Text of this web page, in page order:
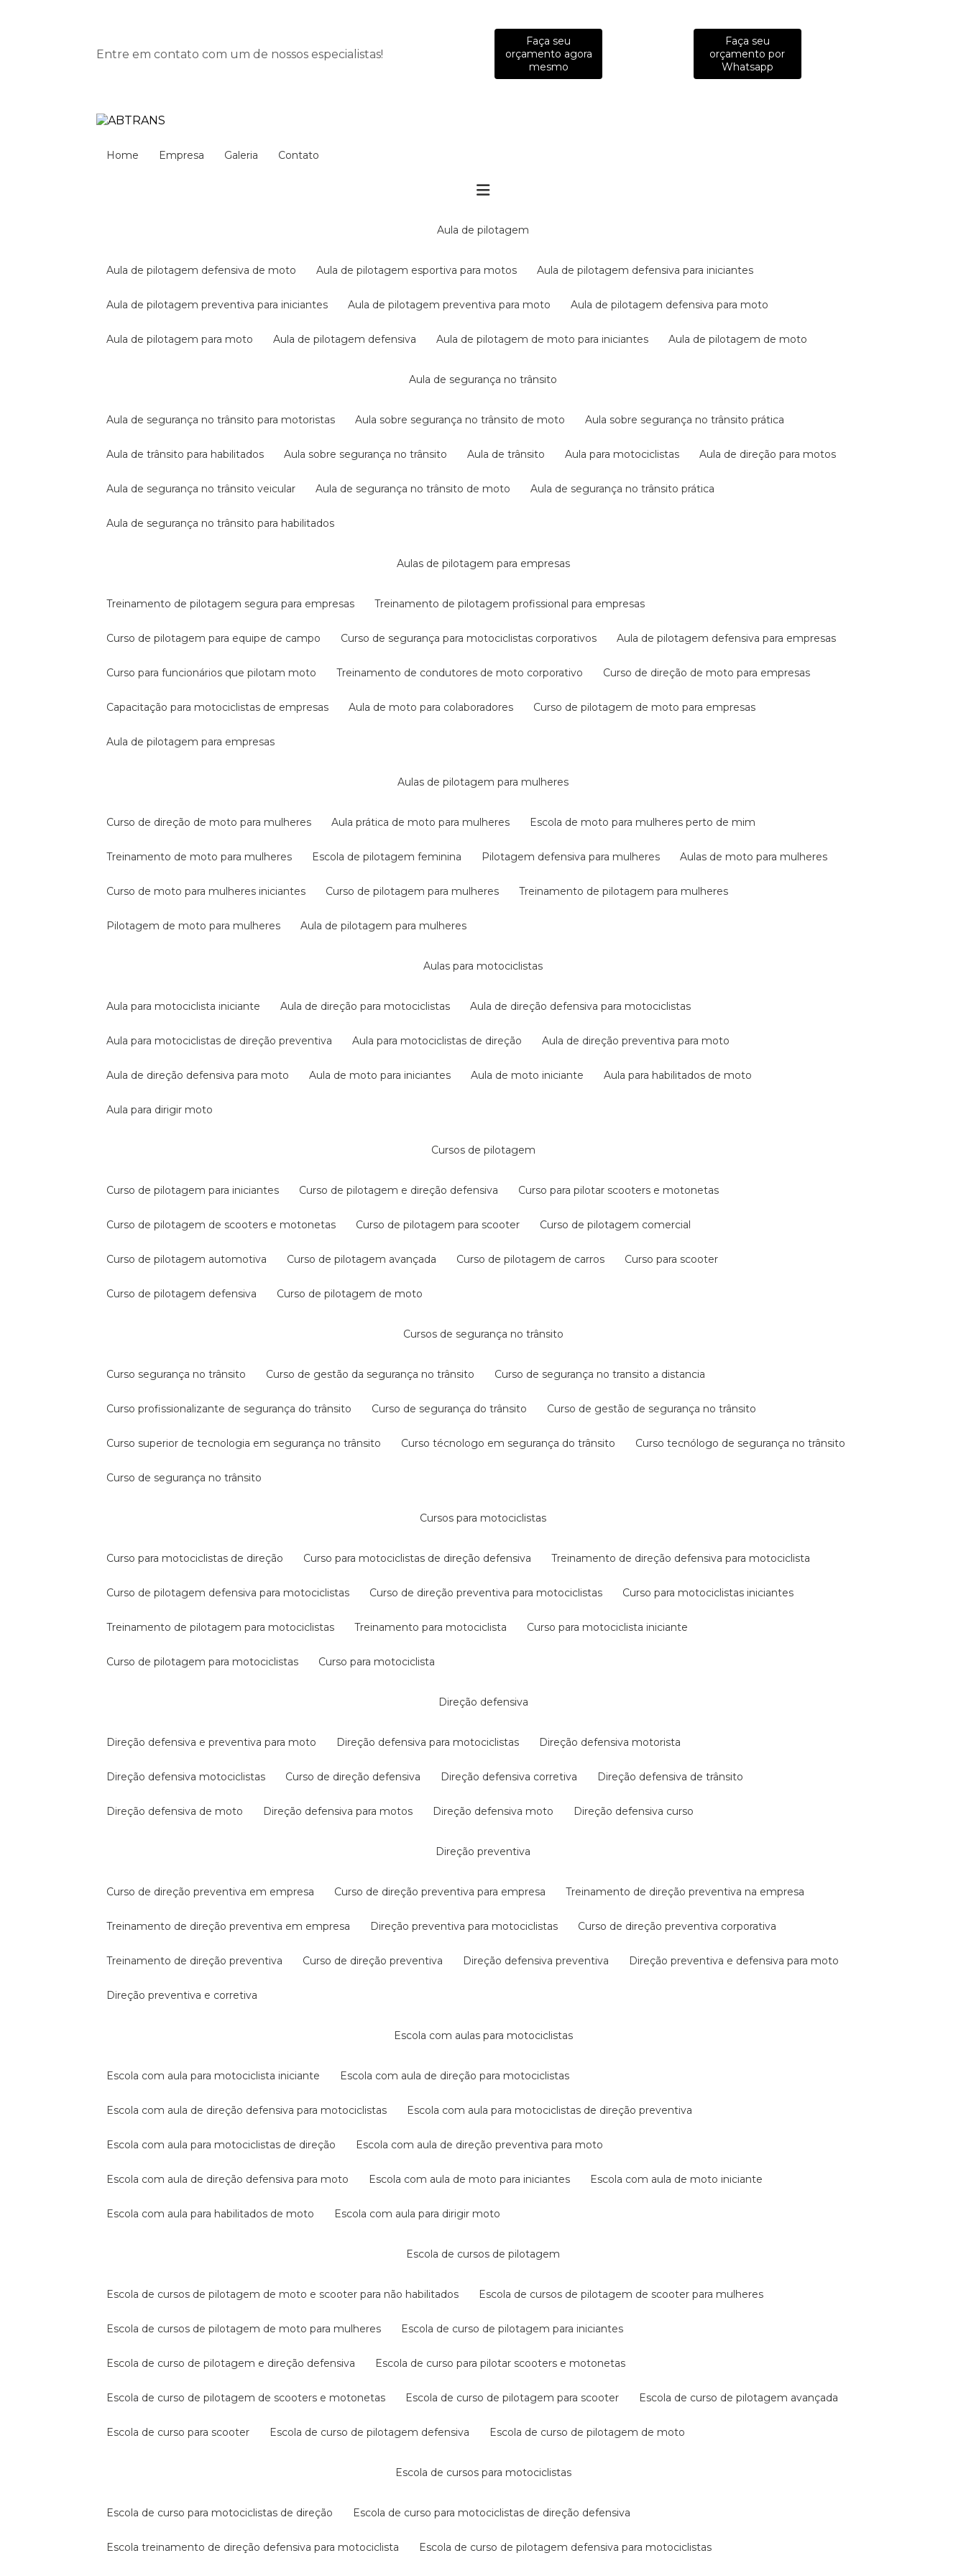
Entre em contato com um de nossos especialistas!
Faça seu
orçamento agora
mesmo
Faça seu
orçamento por
Whatsapp
Home Empresa Galeria Contato
aula de pilotagem
aula de pilotagem defensiva de moto aula de pilotagem esportiva para motos aula de pilotagem defensiva para iniciantes
aula de pilotagem preventiva para iniciantes aula de pilotagem preventiva para moto aula de pilotagem defensiva para moto
aula de pilotagem para moto aula de pilotagem defensiva aula de pilotagem de moto para iniciantes aula de pilotagem de moto
aula de segurança no trânsito
aula de segurança no trânsito para motoristas aula sobre segurança no trânsito de moto aula sobre segurança no trânsito prática
aula de trânsito para habilitados aula sobre segurança no trânsito aula de trânsito aula para motociclistas aula de direção para motos
aula de segurança no trânsito veicular aula de segurança no trânsito de moto aula de segurança no trânsito prática
aula de segurança no trânsito para habilitados
aulas de pilotagem para empresas
treinamento de pilotagem segura para empresas treinamento de pilotagem profissional para empresas
curso de pilotagem para equipe de campo curso de segurança para motociclistas corporativos aula de pilotagem defensiva para empresas
curso para funcionários que pilotam moto treinamento de condutores de moto corporativo curso de direção de moto para empresas
capacitação para motociclistas de empresas aula de moto para colaboradores curso de pilotagem de moto para empresas
aula de pilotagem para empresas
aulas de pilotagem para mulheres
curso de direção de moto para mulheres aula prática de moto para mulheres escola de moto para mulheres perto de mim
treinamento de moto para mulheres escola de pilotagem feminina pilotagem defensiva para mulheres aulas de moto para mulheres
curso de moto para mulheres iniciantes curso de pilotagem para mulheres treinamento de pilotagem para mulheres
pilotagem de moto para mulheres aula de pilotagem para mulheres
aulas para motociclistas
aula para motociclista iniciante aula de direção para motociclistas aula de direção defensiva para motociclistas
aula para motociclistas de direção preventiva aula para motociclistas de direção aula de direção preventiva para moto
aula de direção defensiva para moto aula de moto para iniciantes aula de moto iniciante aula para habilitados de moto
aula para dirigir moto
cursos de pilotagem
curso de pilotagem para iniciantes curso de pilotagem e direção defensiva curso para pilotar scooters e motonetas
curso de pilotagem de scooters e motonetas curso de pilotagem para scooter curso de pilotagem comercial
curso de pilotagem automotiva curso de pilotagem avançada curso de pilotagem de carros curso para scooter
curso de pilotagem defensiva curso de pilotagem de moto
cursos de segurança no trânsito
curso segurança no trânsito curso de gestão da segurança no trânsito curso de segurança no transito a distancia
curso profissionalizante de segurança do trânsito curso de segurança do trânsito curso de gestão de segurança no trânsito
curso superior de tecnologia em segurança no trânsito curso técnologo em segurança do trânsito curso tecnólogo de segurança no trânsito
curso de segurança no trânsito
cursos para motociclistas
curso para motociclistas de direção curso para motociclistas de direção defensiva treinamento de direção defensiva para motociclista
curso de pilotagem defensiva para motociclistas curso de direção preventiva para motociclistas curso para motociclistas iniciantes
treinamento de pilotagem para motociclistas treinamento para motociclista curso para motociclista iniciante
curso de pilotagem para motociclistas curso para motociclista
direção defensiva
direção defensiva e preventiva para moto direção defensiva para motociclistas direção defensiva motorista
direção defensiva motociclistas curso de direção defensiva direção defensiva corretiva direção defensiva de trânsito
direção defensiva de moto direção defensiva para motos direção defensiva moto direção defensiva curso
direção preventiva
curso de direção preventiva em empresa curso de direção preventiva para empresa treinamento de direção preventiva na empresa
treinamento de direção preventiva em empresa direção preventiva para motociclistas curso de direção preventiva corporativa
treinamento de direção preventiva curso de direção preventiva direção defensiva preventiva direção preventiva e defensiva para moto
direção preventiva e corretiva
escola com aulas para motociclistas
escola com aula para motociclista iniciante escola com aula de direção para motociclistas
escola com aula de direção defensiva para motociclistas escola com aula para motociclistas de direção preventiva
escola com aula para motociclistas de direção escola com aula de direção preventiva para moto
escola com aula de direção defensiva para moto escola com aula de moto para iniciantes escola com aula de moto iniciante
escola com aula para habilitados de moto escola com aula para dirigir moto
escola de cursos de pilotagem
escola de cursos de pilotagem de moto e scooter para não habilitados escola de cursos de pilotagem de scooter para mulheres
escola de cursos de pilotagem de moto para mulheres escola de curso de pilotagem para iniciantes
escola de curso de pilotagem e direção defensiva escola de curso para pilotar scooters e motonetas
escola de curso de pilotagem de scooters e motonetas escola de curso de pilotagem para scooter escola de curso de pilotagem avançada
escola de curso para scooter escola de curso de pilotagem defensiva escola de curso de pilotagem de moto
escola de cursos para motociclistas
escola de curso para motociclistas de direção escola de curso para motociclistas de direção defensiva
escola treinamento de direção defensiva para motociclista escola de curso de pilotagem defensiva para motociclistas